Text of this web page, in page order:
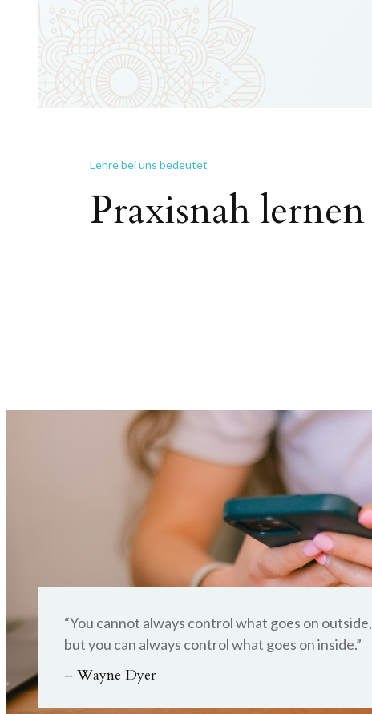
Lehre bei uns bedeutet
Praxisnah lernen
“You cannot always control what goes on outside,
but you can always control what goes on inside.”
– Wayne Dyer